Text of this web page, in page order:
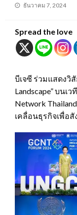
Posted
ธันวาคม 7, 2024
Spread the love
บีเจซี ร่วมแสดงวิ
Landscape” บนเ
Network
เคลื่อนธุรกิจเพื่อ